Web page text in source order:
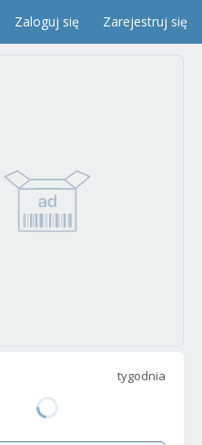
Zaloguj się Zarejestruj się
tygodnia